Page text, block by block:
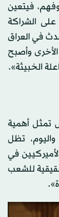
فيتعين
الشراكة
في العراق
الأخرى وأصبح
الخبيثة».
تمثل أهمية
واليوم، تظل
في
للشعب